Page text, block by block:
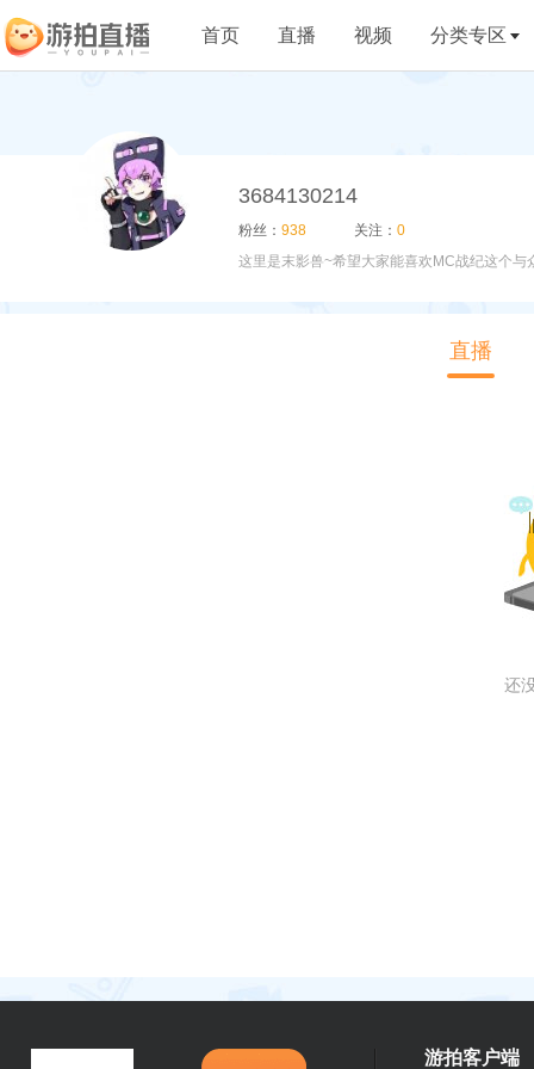
首页 直播 视频 分类专区
3684130214
粉丝： 938 关注： 0
这里是末影兽~希望大家能喜欢MC战纪这个与
直播
还
游拍客户端